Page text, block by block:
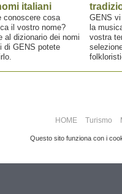
italiani
conoscere cosa
il vostro nome?
al dizionario dei nomi
di GENS potete
GENS
la
vostra
HOME Turismo
Questo sito funziona con i